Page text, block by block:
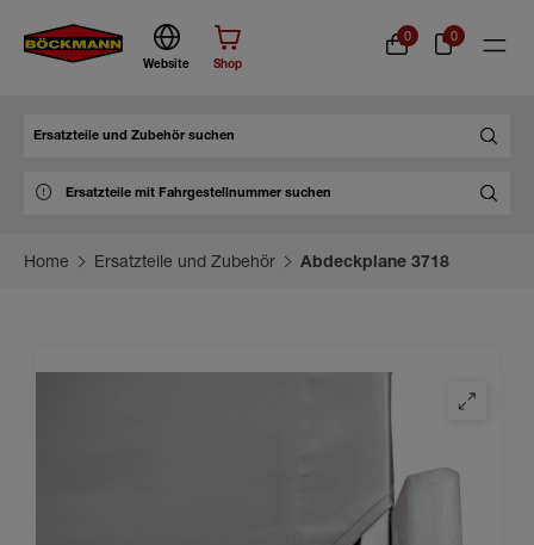
Website Shop
0 0
Home Ersatzteile und Zubehör Abdeckplane 3718